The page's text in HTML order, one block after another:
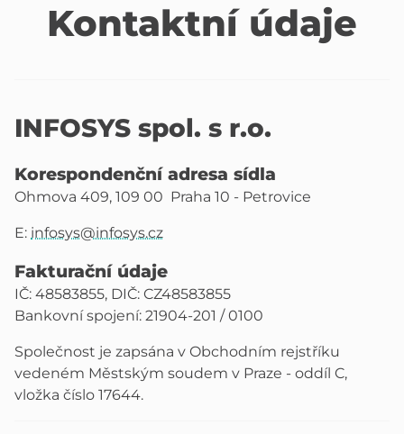
Kontaktní údaje
INFOSYS spol. s r.o.
Korespondenční adresa sídla
Ohmova 409, 109 00 Praha 10 - Petrovice
E: infosys@infosys.cz
Fakturační údaje
IČ: 48583855, DIČ: CZ48583855
Bankovní spojení: 21904-201 / 0100
Společnost je zapsána v Obchodním rejstříku
vedeném Městským soudem v Praze - oddíl C,
vložka číslo 17644.